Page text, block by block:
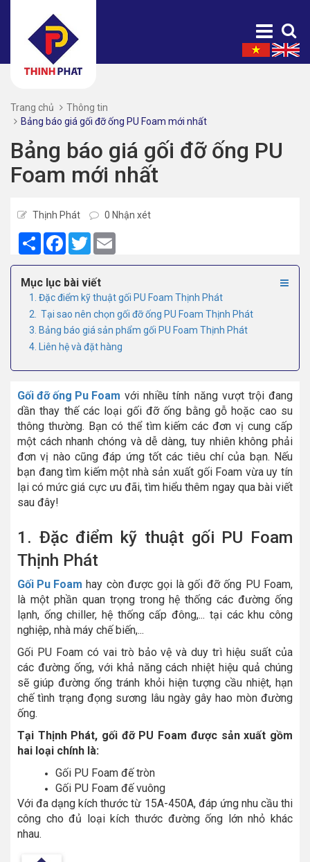
Trang chủ
Thông tin
Bảng báo giá gối đỡ ống PU Foam mới nhất
Bảng báo giá gối đỡ ống PU
Foam mới nhất
Thịnh Phát 0 Nhận xét
Share Facebook
Twitter
Mục lục bài viết
1. Đặc điểm kỹ thuật gối PU Foam Thịnh Phát
2. Tại sao nên chọn gối đỡ ống PU Foam Thịnh Phát
3. Bảng báo giá sản phẩm gối PU Foam Thịnh Phát
4. Liên hệ và đặt hàng
Gối đỡ ống Pu Foam với nhiều tính năng vượt trội đang
dần thay thế các loại gối đỡ ống bằng gỗ hoặc cao su
thông thường. Bạn có thể tìm kiếm các đơn vị cung cấp
một cách nhanh chóng và dễ dàng, tuy nhiên không phải
đơn vị nào cũng đáp ứng tốt các tiêu chí của bạn. Nếu
bạn đang tìm kiếm một nhà sản xuất gối Foam vừa uy tín
lại có mức giá cực ưu đãi, tìm hiểu thêm ngay qua bài viết
sau đây!
1. Đặc điểm kỹ thuật gối PU Foam
Thịnh Phát
Gối Pu Foam hay còn được gọi là gối đỡ ống PU Foam,
là một phần quan trọng trong hệ thống các đường ống
lạnh, ống chiller, hệ thống cấp đông,... tại các khu công
nghiệp, nhà máy chế biến,...
Gối PU Foam có vai trò bảo vệ và duy trì hiệu suất của
các đường ống, với khả năng cách nhiệt hiệu quả chúng
sẽ giúp đường ống tránh khỏi hiện tượng cầu nhiệt, hạn
chế tình trạng đọng sương lâu ngày gây hao mòn đường
ống.
Tại Thịnh Phát, gối đỡ PU Foam được sản xuất gồm
hai loại chính là:
Gối PU Foam đế tròn
Gối PU Foam đế vuông
Với đa dạng kích thước từ 15A-450A, đáp ứng nhu cầu thi
công cho đủ loại kích thước đường ống lớn nhỏ khác
nhau.